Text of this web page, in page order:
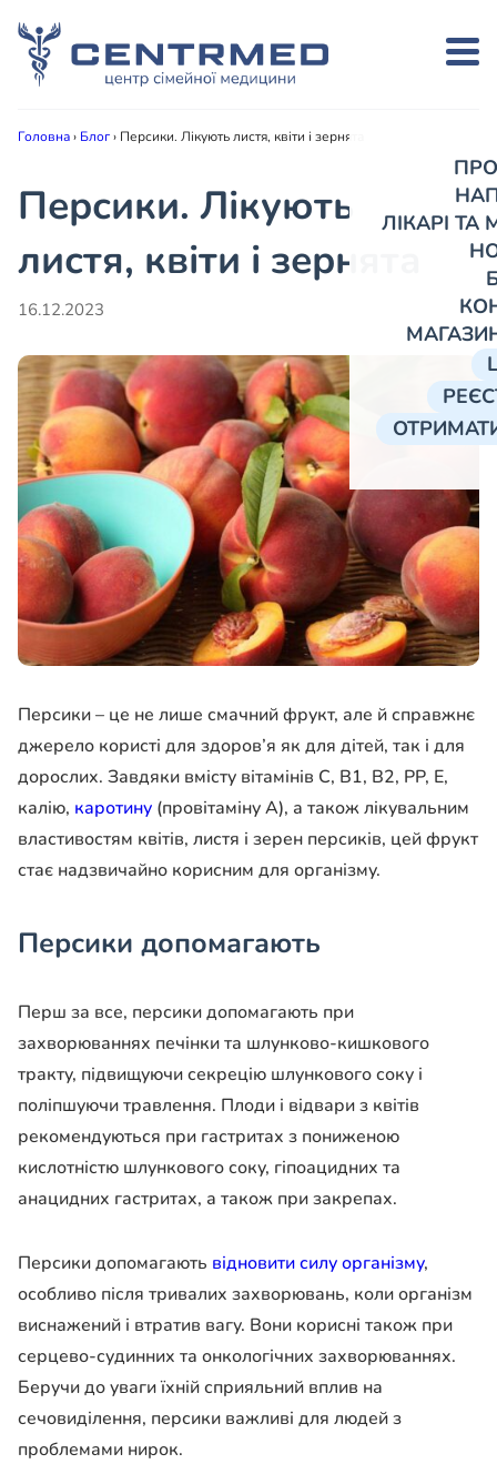
ЛІКАРІ
Головна› Блог› Персики. Лікують листя, квіти і зернята
Персики. Лікують
листя, квіти і зернята
16.12.2023
Персики – це не лише смачний фрукт, але й справжнє
джерело користі для здоров’я як для дітей, так і для
дорослих. Завдяки вмісту вітамінів С, В1, В2, РР, Е,
калію, каротину (провітаміну А), а також лікувальним
властивостям квітів, листя і зерен персиків, цей фрукт
стає надзвичайно корисним для організму.
Персики допомагають
Перш за все, персики допомагають при
захворюваннях печінки та шлунково-кишкового
тракту, підвищуючи секрецію шлункового соку і
поліпшуючи травлення. Плоди і відвари з квітів
рекомендуються при гастритах з пониженою
кислотністю шлункового соку, гіпоацидних та
анацидних гастритах, а також при закрепах.
Персики допомагають відновити силу організму,
особливо після тривалих захворювань, коли організм
виснажений і втратив вагу. Вони корисні також при
серцево-судинних та онкологічних захворюваннях.
Беручи до уваги їхній сприяльний вплив на
сечовиділення, персики важливі для людей з
проблемами нирок.